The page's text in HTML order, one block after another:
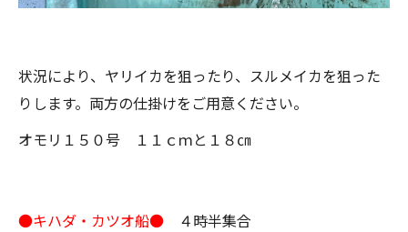
状況により、ヤリイカを狙ったり、スルメイカを狙った
りします。両方の仕掛けをご用意ください。
オモリ１５０号 １１ｃｍと１８㎝
●キハダ・カツオ船● ４時半集合